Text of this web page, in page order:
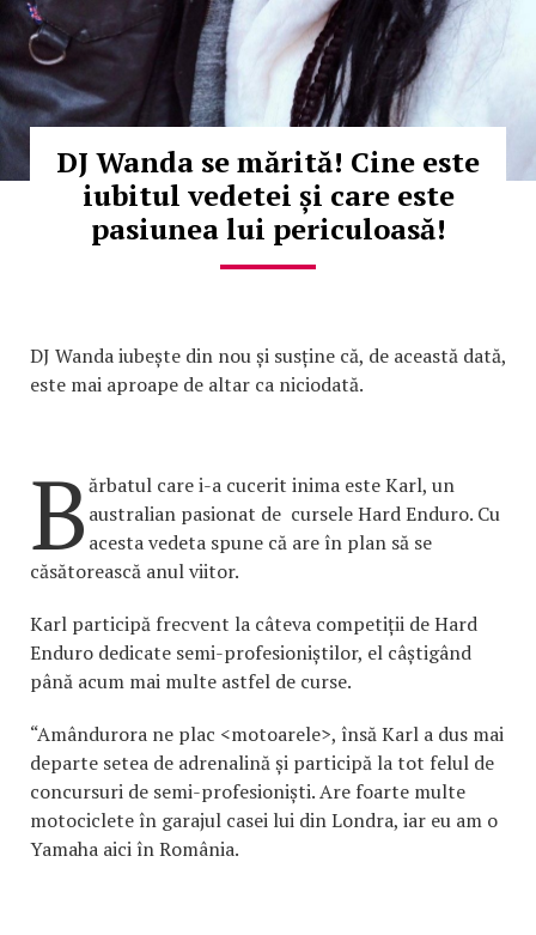
DJ Wanda se mărită! Cine este
iubitul vedetei și care este
pasiunea lui periculoasă!
DJ Wanda iubește din nou și susține că, de această dată,
este mai aproape de altar ca niciodată.
Bărbatul care i-a cucerit inima este Karl, un
australian pasionat de cursele Hard Enduro. Cu
acesta vedeta spune că are în plan să se
căsătorească anul viitor.
Karl participă frecvent la câteva competiții de Hard
Enduro dedicate semi-profesioniștilor, el câștigând
până acum mai multe astfel de curse.
“Amândurora ne plac <motoarele>, însă Karl a dus mai
departe setea de adrenalină și participă la tot felul de
concursuri de semi-profesioniști. Are foarte multe
motociclete în garajul casei lui din Londra, iar eu am o
Yamaha aici în România.